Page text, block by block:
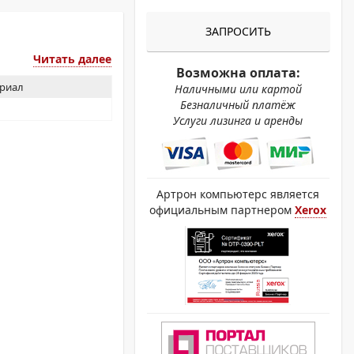
Читать далее
ЗАПРОСИТЬ
Возможна оплата:
Наличными или картой
Безналичный платёж
Услуги лизинга и аренды
Артрон компьютерс является
официальным партнеромXerox